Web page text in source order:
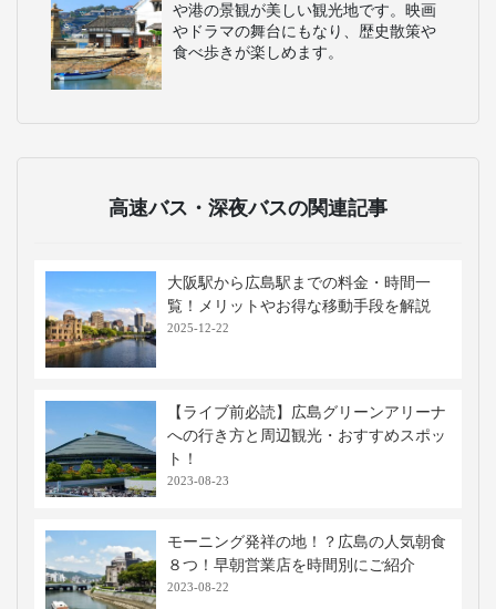
や港の景観が美しい観光地です。映画
やドラマの舞台にもなり、歴史散策や
食べ歩きが楽しめます。
高速バス・深夜バスの関連記事
大阪駅から広島駅までの料金・時間一
覧！メリットやお得な移動手段を解説
2025-12-22
【ライブ前必読】広島グリーンアリーナ
への行き方と周辺観光・おすすめスポッ
ト！
2023-08-23
モーニング発祥の地！？広島の人気朝食
８つ！早朝営業店を時間別にご紹介
2023-08-22